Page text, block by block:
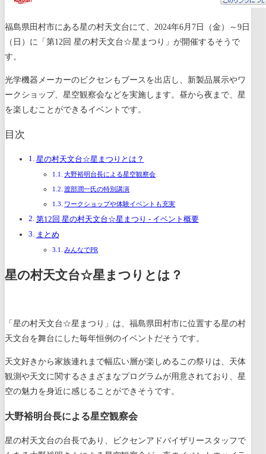
福島県田村市にある星の村天文台にて、2024年6月7日（金）～9日
（日）に「第12回 星の村天文台☆星まつり」が開催するそうで
す。
光学機器メーカーのビクセンもブースを出店し、新製品展示やワ
ークショップ、星空観察会などを実施します。昼から夜まで、星
を楽しむことができるイベントです。
目次
星の村天文台☆星まつりとは？
大野裕明台長による星空観察会
渡部潤一氏の特別講演
ワークショップや体験イベントも充実
第12回 星の村天文台☆星まつり - イベント概要
まとめ
みんなでPR
星の村天文台☆星まつりとは？
「星の村天文台☆星まつり」は、福島県田村市に位置する星の村
天文台を舞台にした毎年恒例のイベントだそうです。
天文好きから家族連れまで幅広い層が楽しめるこの祭りは、天体
観測や天文に関するさまざまなプログラムが用意されており、星
空の魅力を身近に感じることができそうです。
大野裕明台長による星空観察会
星の村天文台の台長であり、ビクセンアドバイザリースタッフで